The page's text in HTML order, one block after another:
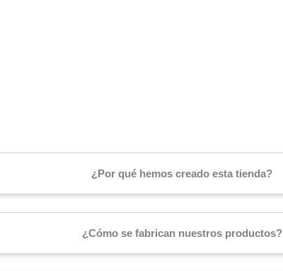
¿Por qué hemos creado esta tienda?
¿Cómo se fabrican nuestros productos?